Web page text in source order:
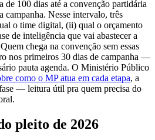
de 100 dias até a convenção partidária
campanha. Nesse intervalo, três
o time digital, (ii) qual o orçamento
de inteligência que vai abastecer a
chega na convenção sem essas
nos primeiros 30 dias de campanha —
pauta agenda. O Ministério Público
como o MP atua em cada etapa, a
— leitura útil pra quem precisa do
pleito de 2026